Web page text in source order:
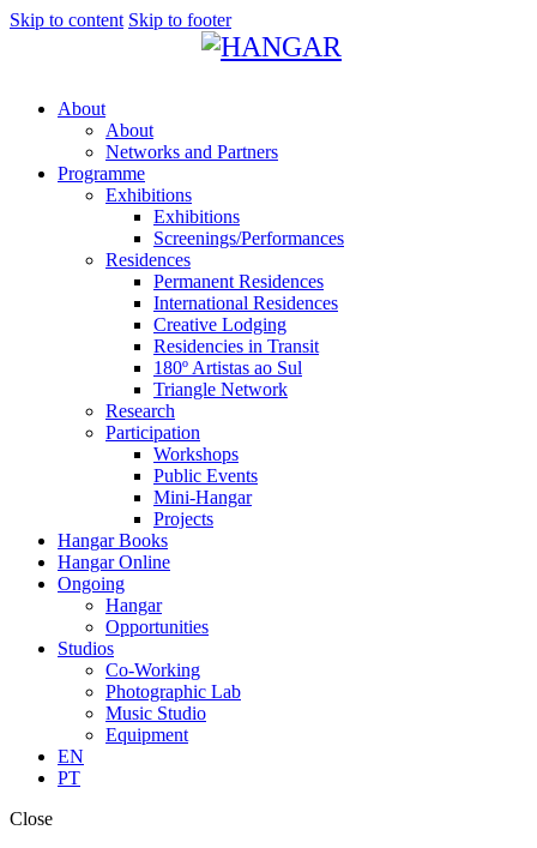
Skip to content Skip to footer
About
About
Networks and Partners
Programme
Exhibitions
Exhibitions
Screenings/Performances
Residences
Permanent Residences
International Residences
Creative Lodging
Residencies in Transit
180º Artistas ao Sul
Triangle Network
Research
Participation
Workshops
Public Events
Mini-Hangar
Projects
Hangar Books
Hangar Online
Ongoing
Hangar
Opportunities
Studios
Co-Working
Photographic Lab
Music Studio
Equipment
EN
PT
Close